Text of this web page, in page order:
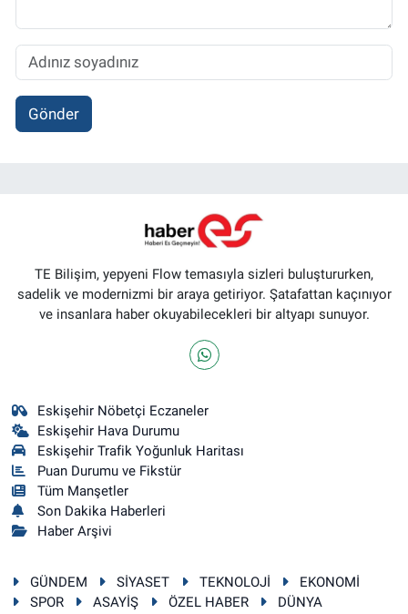
Gönder
TE Bilişim, yepyeni Flow temasıyla sizleri buluştururken,
sadelik ve modernizmi bir araya getiriyor. Şatafattan kaçınıyor
ve insanlara haber okuyabilecekleri bir altyapı sunuyor.
Eskişehir Nöbetçi Eczaneler
Eskişehir Hava Durumu
Eskişehir Trafik Yoğunluk Haritası
Puan Durumu ve Fikstür
Tüm Manşetler
Son Dakika Haberleri
Haber Arşivi
GÜNDEM SİYASET TEKNOLOJİ
EKONOMİ
SPOR
ASAYİŞ ÖZEL HABER
DÜNYA